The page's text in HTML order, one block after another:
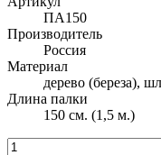
ПА150
Производитель
Россия
Материал
дерево (береза),
Длина палки
150 см. (1,5 м.)